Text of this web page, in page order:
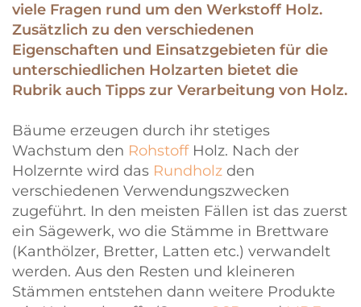
viele Fragen rund um den Werkstoff Holz.
Zusätzlich zu den verschiedenen
Eigenschaften und Einsatzgebieten für die
unterschiedlichen Holzarten bietet die
Rubrik auch Tipps zur Verarbeitung von Holz.
Bäume erzeugen durch ihr stetiges
Wachstum den RohstoffHolz. Nach der
Holzernte wird das Rundholz den
verschiedenen Verwendungszwecken
zugeführt. In den meisten Fällen ist das zuerst
ein Sägewerk, wo die Stämme in Brettware
(Kanthölzer, Bretter, Latten etc.) verwandelt
werden. Aus den Resten und kleineren
Stämmen entstehen dann weitere Produkte